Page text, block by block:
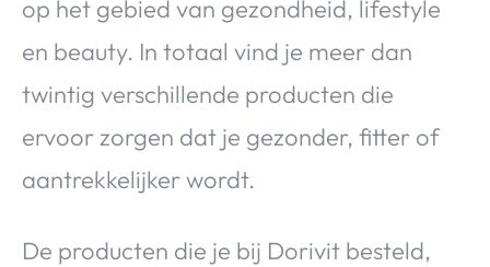
op het gebied van gezondheid, lifestyle
en beauty. In totaal vind je meer dan
twintig verschillende producten die
ervoor zorgen dat je gezonder, fitter of
aantrekkelijker wordt.
De producten die je bij Dorivit besteld,